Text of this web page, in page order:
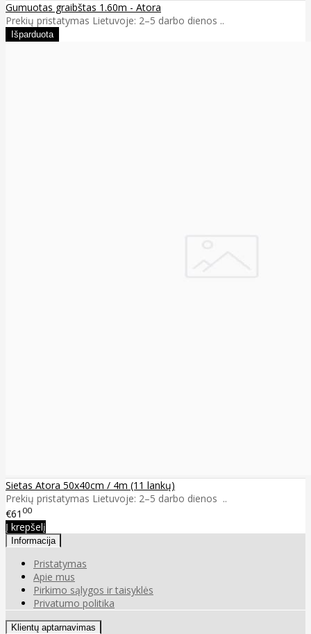
Gumuotas graibštas 1.60m - Atora
Prekių pristatymas Lietuvoje: 2–5 darbo dienos ..
Sietas Atora 50x40cm / 4m (11 lankų)
Prekių pristatymas Lietuvoje: 2–5 darbo dienos ..
€61 00
Į krepšelį
Informacija
Pristatymas
Apie mus
Pirkimo sąlygos ir taisyklės
Privatumo politika
Klientų aptarnavimas